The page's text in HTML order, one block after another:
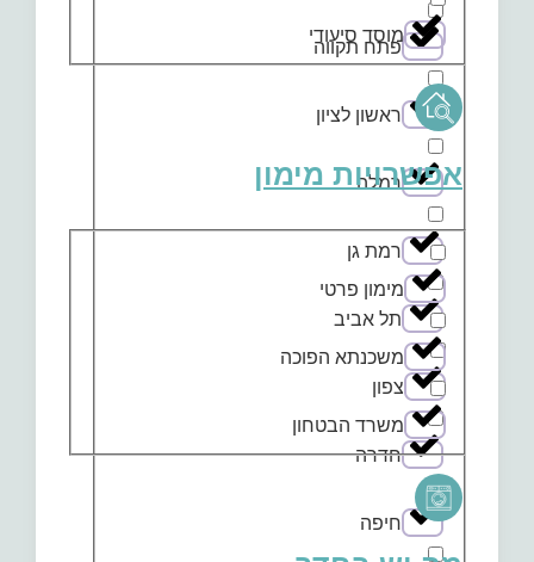
פתח תקווה
ראשון לציון
רמלה
רמת גן
תל אביב
צפון
חדרה
חיפה
מוסד סיעודי
אפשרויות מימון
מימון פרטי
משכנתא הפוכה
משרד הבטחון